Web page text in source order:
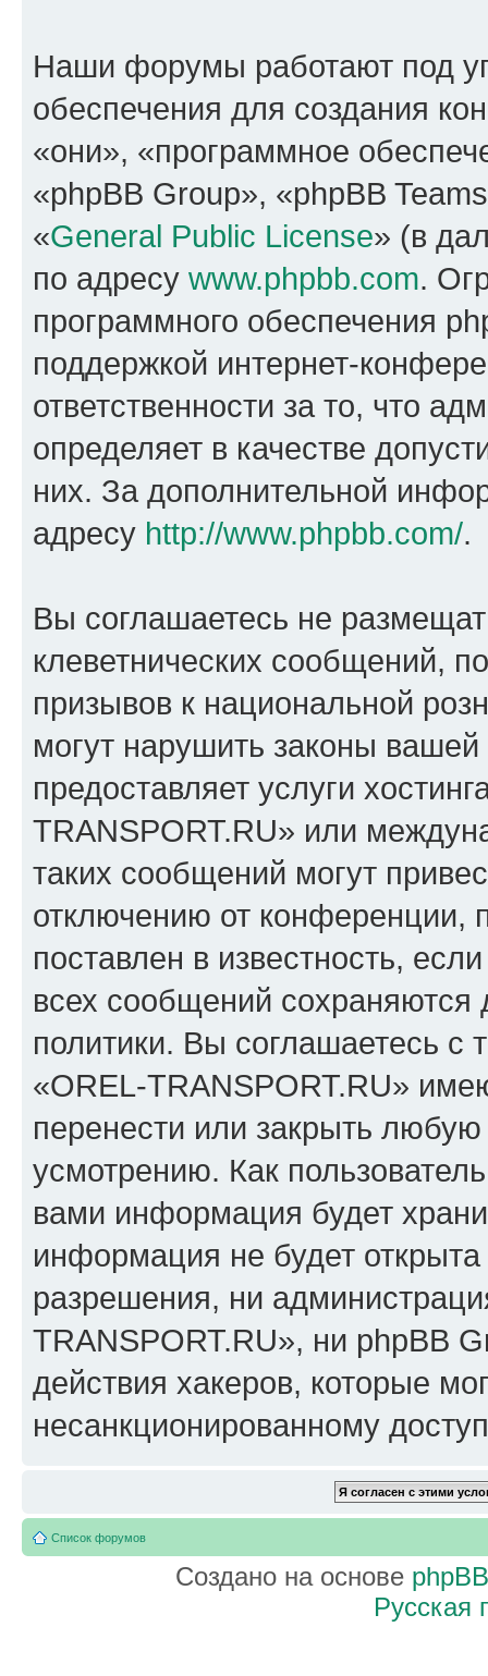
Наши форумы работают под
обеспечения для создания
«они», «программное
«phpBB Group», «phpBB
«General Public License» (в
по адресу www.phpbb.com.
программного обеспечения
поддержкой интернет-
ответственности за то, что
определяет в качестве
них. За дополнительной
адресу http://www.phpbb.com/.
Вы соглашаетесь не
клеветнических сообщений,
призывов к национальной
могут нарушить законы
предоставляет услуги
TRANSPORT.RU» или
таких сообщений могут
отключению от конференции,
поставлен в известность,
всех сообщений сохраняются
политики. Вы соглашаетесь
«OREL-TRANSPORT.RU»
перенести или закрыть
усмотрению. Как
вами информация будет
информация не будет
разрешения, ни
TRANSPORT.RU», ни phpBB
действия хакеров, которые
несанкционированному
Список форумов
Создано на основе phpBB
Русская